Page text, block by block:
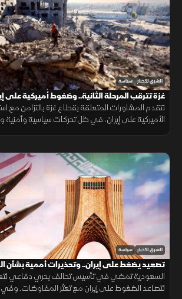
الشرق للأخبار سياسة
غزة تترقب المرحلة الثانية.. وضغوط أميركية على
تتقدم المشاورات المتعلقة بقطاع غزة بالتزامن مع
الأميركية على إيران، في ظل تحركات سياسية
الشرق للأخبار سياسة
تصعيد يضغط على إيران.. وتحذيرات أممية بشأن
السعودية تمضي في تأسيس تحالف بحري دفاعي
تتصاعد الضغوط على إيران مع تعثر المفاوضات. وفي